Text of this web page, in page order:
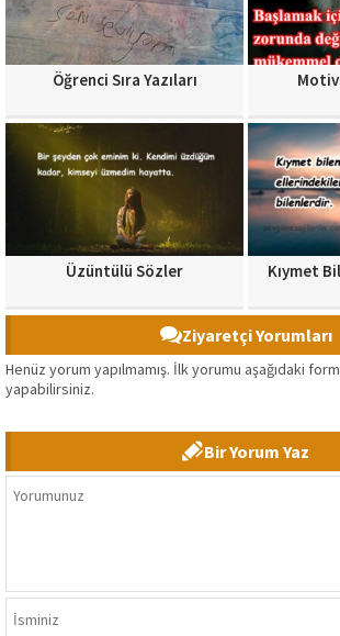
Öğrenci Sıra Yazıları
Üzüntülü Sözler Kıymet
Ziyaretçi Yorumları
Henüz yorum yapılmamış. İlk yorumu aşağıdaki form
yapabilirsiniz.
Bir Yorum Yaz